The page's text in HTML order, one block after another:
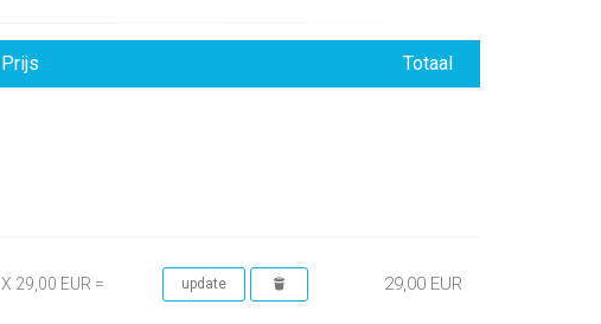
Prijs Totaal
X 29,00 EUR = 29,00 EUR